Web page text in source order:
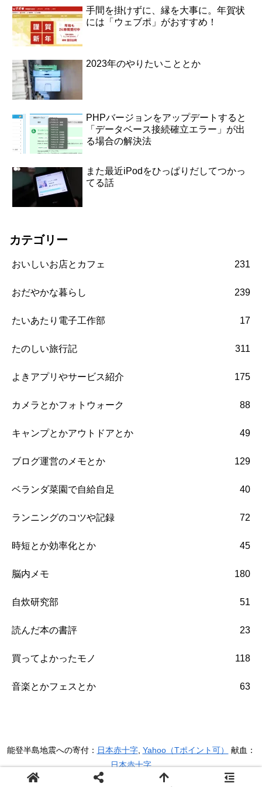
手間を掛けずに、縁を大事に。年賀状
には「ウェブポ」がおすすめ！
2023年のやりたいこととか
PHPバージョンをアップデートすると
「データベース接続確立エラー」が出
る場合の解決法
また最近iPodをひっぱりだしてつかっ
てる話
カテゴリー
おいしいお店とカフェ 231
おだやかな暮らし 239
たいあたり電子工作部 17
たのしい旅行記 311
よきアプリやサービス紹介 175
カメラとかフォトウォーク 88
キャンプとかアウトドアとか 49
ブログ運営のメモとか 129
ベランダ菜園で自給自足 40
ランニングのコツや記録 72
時短とか効率化とか 45
脳内メモ 180
自炊研究部 51
読んだ本の書評 23
買ってよかったモノ 118
音楽とかフェスとか 63
能登半島地震への寄付： 日本赤十字, Yahoo（Tポイント可）
献血：
日本赤十字
Copyright © yawn All Rights Reserved.